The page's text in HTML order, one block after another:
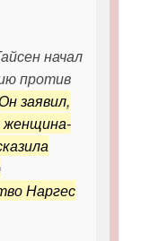
начал
против
заявил,
женщина-
Наргес